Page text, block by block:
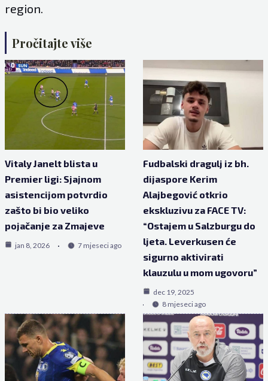
region.
Pročitajte više
Vitaly Janelt blista u
Premier ligi: Sjajnom
asistencijom potvrdio
zašto bi bio veliko
pojačanje za Zmajeve
jan 8, 2026 7 mjeseci ago
Fudbalski dragulj iz bh.
dijaspore Kerim
Alajbegović otkrio
ekskluzivu za FACE TV:
“Ostajem u Salzburgu do
ljeta. Leverkusen će
sigurno aktivirati
klauzulu u mom ugovoru”
dec 19, 2025
8 mjeseci ago